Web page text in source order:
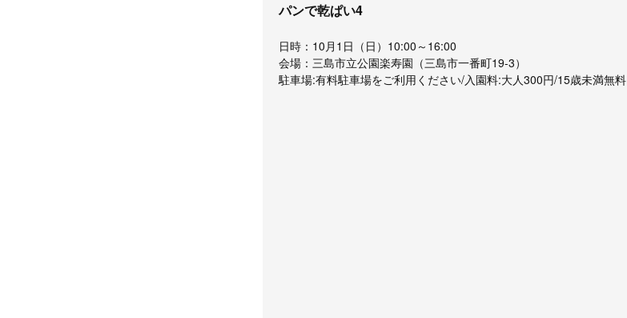
パンで乾ぱい4
日時：10月1日（日）10:00～16:00
会場：三島市立公園楽寿園（三島市一番町19-3）
駐車場:有料駐車場をご利用ください/入園料:大人300円/15歳未満無料